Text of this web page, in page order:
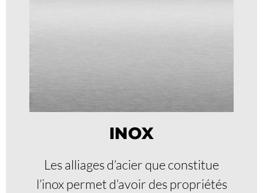
INOX
Les alliages d’acier que constitue
l’inox permet d’avoir des propriétés